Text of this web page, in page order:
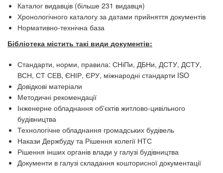
Каталог видавців (більше 231 видавця)
Хронологічного каталогу за датами прийняття документів
Нормативно-технічна база
Бібліотека містить такі види документів:
Стандарти, норми, правила: СНіПи, ДБНи, ДСТУ, ДСТУ,
ВСН, СТ СЕВ, ЄНІР, ЄРУ, міжнародні стандарти ISO
Довідкові матеріали
Методичні рекомендації
Інженерне обладнання об'єктів житлово-цивільного
будівництва
Технологічне обладнання громадських будівель
Накази Держбуду та Рішення колегії НТС
Рішення інших органів влади у галузі будівництва
Документи в галузі складання кошторисної документації